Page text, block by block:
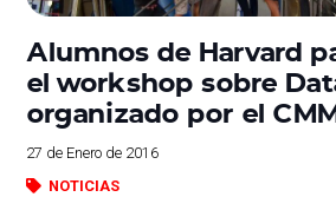
Alumnos de Harvard
el workshop sobre
organizado por el
27 de Enero de 2016
NOTICIAS